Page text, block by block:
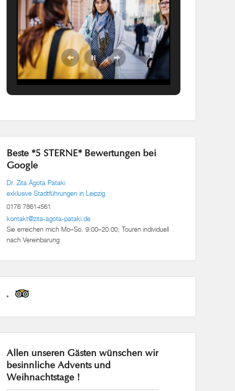
Beste *5 STERNE* Bewertungen bei
Google
Dr. Zita Ágota Pataki
exklusive Stadtführungen in Leipzig
0176 78614561
kontakt@zita-agota-pataki.de
Sie erreichen mich Mo–So. 9:00–20:00; Touren individuell
nach Vereinbarung
Allen unseren Gästen wünschen wir
besinnliche Advents und
Weihnachtstage !